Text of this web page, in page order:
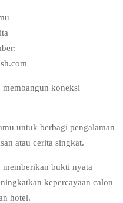
koneksi
untuk berbagi pengalaman
atau cerita singkat.
memberikan bukti nyata
kepercayaan calon
hotel.